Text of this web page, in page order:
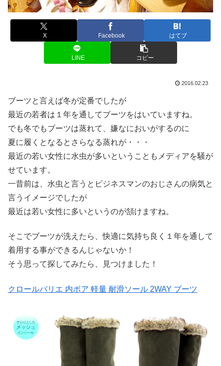
X Facebook はてブ
LINE コピー
2016.02.23
ブーツと言えば冬が定番でしたが
最近の若者は１年を通してブーツをはいていますね。
でも冬でもブーツは蒸れて、嫌なにおいがするのに
夏に履くとなるとさらなる蒸れが・・・
最近の若い女性に水虫が多いということもメディアを騒が
せています。
一昔前は、水虫と言うとビジネスマンのおじさんの病気と
言うイメージでしたが
最近は若い女性に多いというのが頷けますね。
そこでブーツが洗えたら、快適に気持ち良く１年を通して
着用する事ができるんじゃないか！
そう思って探してみたら、見つけました！
クロールバリエ 内ボア 軽量 耐滑ソール 2WAY ブーツ